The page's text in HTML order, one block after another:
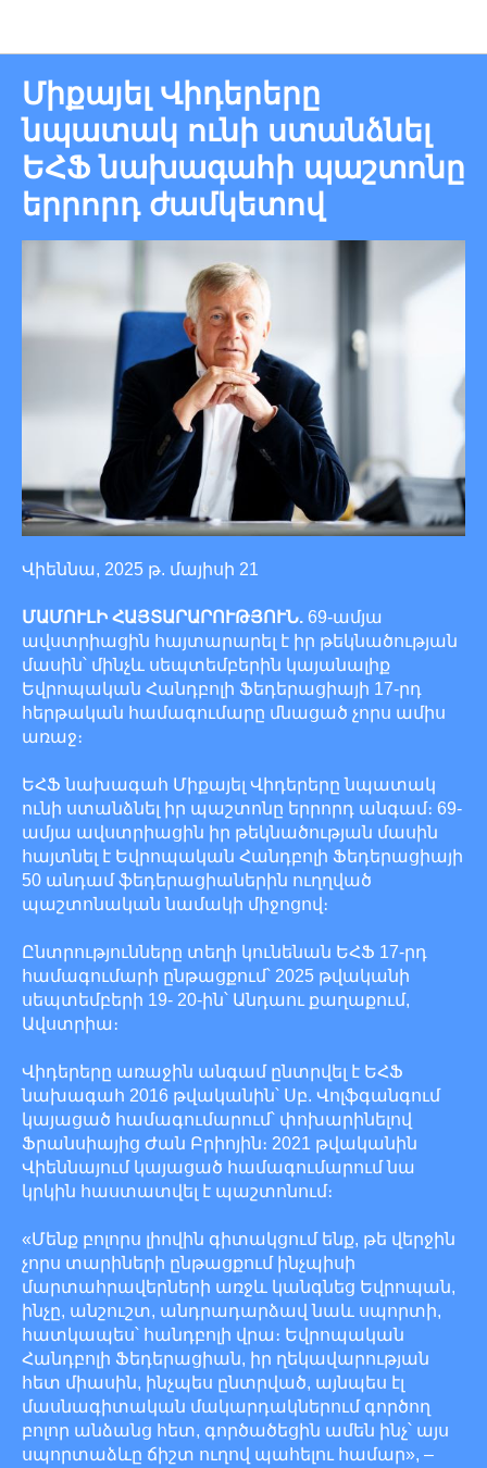
Միքայել Վիդերերը
նպատակ ունի ստանձնել
ԵՀՖ նախագահի պաշտոնը
երրորդ ժամկետով
Վիեննա, 2025 թ. մայիսի 21
ՄԱՄՈՒԼԻ ՀԱՅՏԱՐԱՐՈՒԹՅՈՒՆ. 69-ամյա
ավստրիացին հայտարարել է իր թեկնածության
մասին՝ մինչև սեպտեմբերին կայանալիք
Եվրոպական Հանդբոլի Ֆեդերացիայի 17-րդ
հերթական համագումարը մնացած չորս ամիս
առաջ։
ԵՀՖ նախագահ Միքայել Վիդերերը նպատակ
ունի ստանձնել իր պաշտոնը երրորդ անգամ։ 69-
ամյա ավստրիացին իր թեկնածության մասին
հայտնել է Եվրոպական Հանդբոլի Ֆեդերացիայի
50 անդամ ֆեդերացիաներին ուղղված
պաշտոնական նամակի միջոցով։
Ընտրությունները տեղի կունենան ԵՀՖ 17-րդ
համագումարի ընթացքում՝ 2025 թվականի
սեպտեմբերի 19- 20-ին՝ Անդաու քաղաքում,
Ավստրիա։
Վիդերերը առաջին անգամ ընտրվել է ԵՀՖ
նախագահ 2016 թվականին՝ Սբ. Վոլֆգանգում
կայացած համագումարում՝ փոխարինելով
Ֆրանսիայից Ժան Բրիոյին։ 2021 թվականին
Վիեննայում կայացած համագումարում նա
կրկին հաստատվել է պաշտոնում։
«Մենք բոլորս լիովին գիտակցում ենք, թե վերջին
չորս տարիների ընթացքում ինչպիսի
մարտահրավերների առջև կանգնեց Եվրոպան,
ինչը, անշուշտ, անդրադարձավ նաև սպորտի,
հատկապես՝ հանդբոլի վրա։ Եվրոպական
Հանդբոլի Ֆեդերացիան, իր ղեկավարության
հետ միասին, ինչպես ընտրված, այնպես էլ
մասնագիտական մակարդակներում գործող
բոլոր անձանց հետ, գործածեցին ամեն ինչ՝ այս
սպորտաձևը ճիշտ ուղով պահելու համար», –